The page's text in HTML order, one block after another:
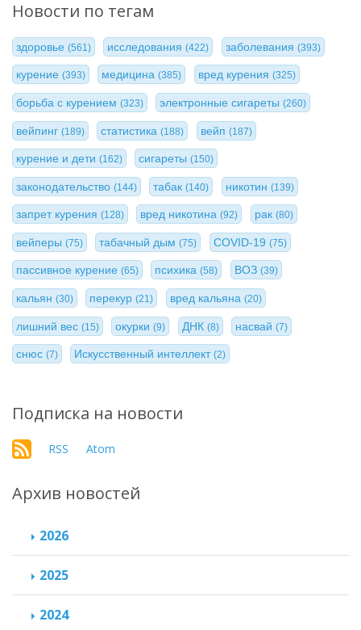
Новости по тегам
здоровье (561) исследования(422) заболевания (393)
курение (393) медицина(385) вред курения (325)
борьба с курением (323) электронные сигареты(260)
вейпинг (189) статистика(188) вейп (187)
курение и дети (162) сигареты(150)
законодательство (144) табак(140) никотин (139)
запрет курения (128) вред никотина(92) рак (80)
вейперы (75) табачный дым(75) COVID-19 (75)
пассивное курение (65) психика(58) ВОЗ (39)
кальян (30) перекур(21) вред кальяна (20)
лишний вес (15) окурки(9) ДНК (8) насвай(7)
снюс (7) Искусственный интеллект(2)
Подписка на новости
RSS Atom
Архив новостей
2026
2025
2024